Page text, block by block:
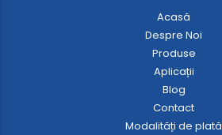
Acasă
Despre Noi
Produse
Aplicații
Blog
Contact
Modalități de plată